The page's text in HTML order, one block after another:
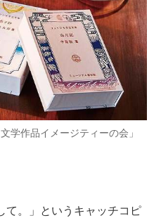
学作品イメージティーの会」
。」というキャッチコピ